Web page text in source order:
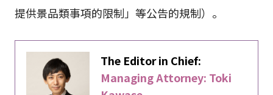
提供景品類事項的限制」等公告的規制）。
The Editor in Chief:
Managing Attorney: Toki